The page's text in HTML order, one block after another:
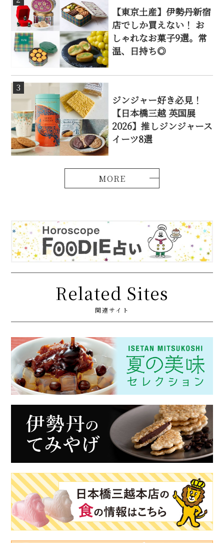
【東京土産】伊勢丹新宿
店でしか買えない！ お
しゃれなお菓子9選。常
温、日持ち◎
3
ジンジャー好き必見！
【日本橋三越 英国展
2026】推しジンジャース
イーツ8選
Related Sites
関連サイト